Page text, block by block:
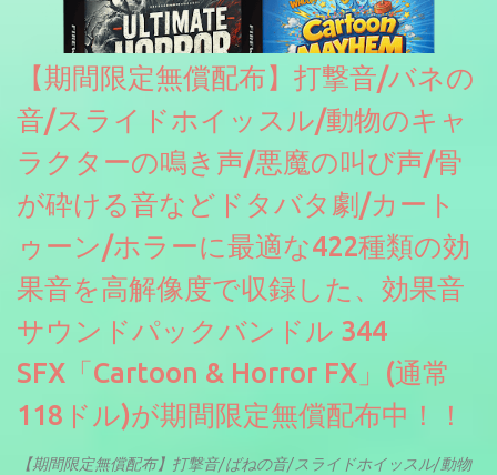
【期間限定無償配布】打撃音/バネの
音/スライドホイッスル/動物のキャ
ラクターの鳴き声/悪魔の叫び声/骨
が砕ける音などドタバタ劇/カート
ゥーン/ホラーに最適な422種類の効
果音を高解像度で収録した、効果音
サウンドパックバンドル 344
SFX「Cartoon & Horror FX」(通常
118ドル)が期間限定無償配布中！！
【期間限定無償配布】打撃音/ばねの音/スライドホイッスル/動物